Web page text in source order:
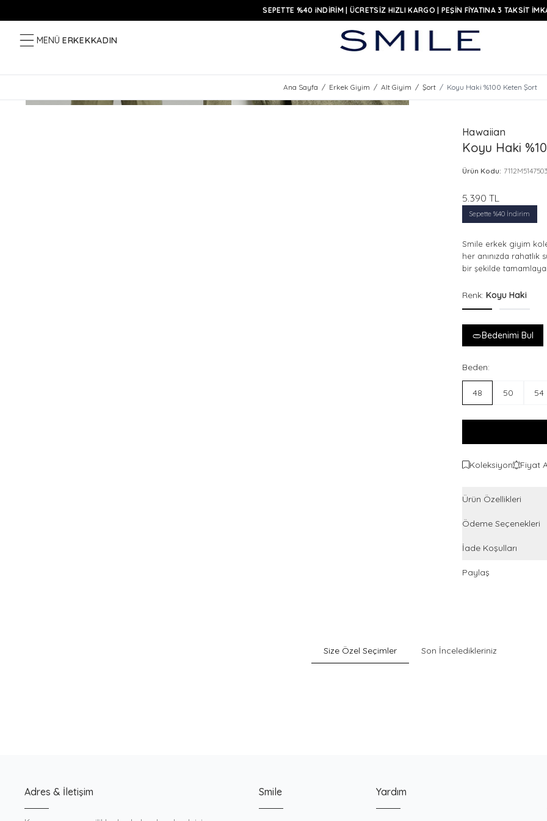
SEPETTE %40 iNDİRİM | ÜCRETSİZ HIZLI KARGO | PEŞİN FİYATINA 3 TAKSİT
MENÜ ERKEKKADIN
Ana Sayfa / Erkek Giyim / Alt Giyim / Şort / Koyu Haki %100 Keten Şort
Hawaiian
Koyu Haki
Ürün Kodu: 7112M5147503
5.390 TL
Sepette %40 İndirim
Smile erkek giyim
her anınızda rahatlık
bir şekilde
Renk: Koyu Haki
Bedenimi Bul
Beden:
48 50 54
Koleksiyon Fiyat
Ürün Özellikleri
Ödeme Seçenekleri
İade Koşulları
Paylaş
Size Özel Seçimler Son İnceledikleriniz
Adres & İletişim Smile Yardım